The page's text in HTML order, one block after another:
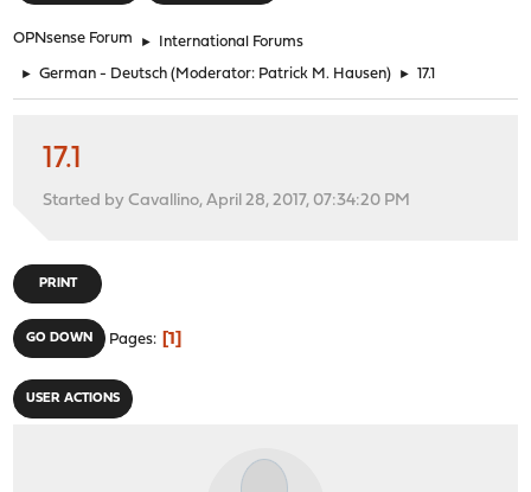
OPNsense Forum ► International Forums
► German - Deutsch (Moderator: Patrick M. Hausen) ► 17.1
17.1
Started by Cavallino, April 28, 2017, 07:34:20 PM
PRINT
GO DOWN Pages 1
USER ACTIONS